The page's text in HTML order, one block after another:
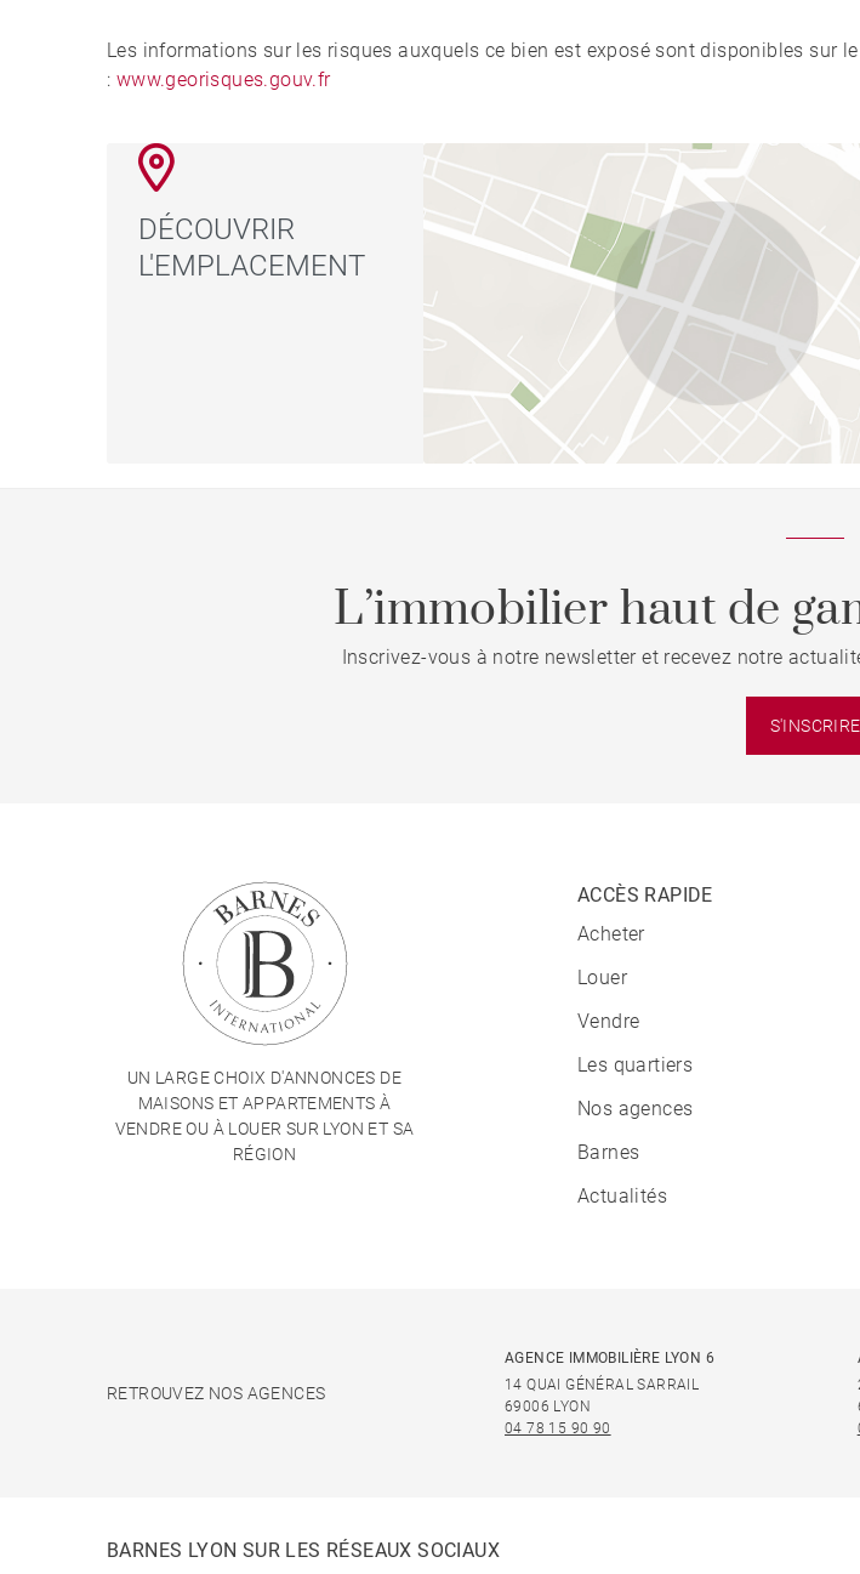
Les informations sur les risques auxquels ce bien est exposé sont disponibles sur
: www.georisques.gouv.fr
DÉCOUVRIR
L'EMPLACEMENT
L’immobilier haut de
Inscrivez-vous à notre newsletter et recevez notre
S'INSCRIRE
UN LARGE CHOIX D'ANNONCES DE
MAISONS ET APPARTEMENTS À
VENDRE OU À LOUER SUR LYON ET SA
RÉGION
ACCÈS RAPIDE
Acheter
Louer
Vendre
Les quartiers
Nos agences
Barnes
Actualités
RETROUVEZ NOS AGENCES
AGENCE IMMOBILIÈRE LYON 6
14 QUAI GÉNÉRAL SARRAIL
69006 LYON
04 78 15 90 90
BARNES LYON SUR LES RÉSEAUX SOCIAUX